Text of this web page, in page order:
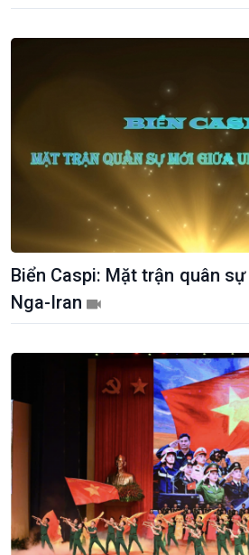
Trước giờ mở cửa
Dòng chảy Kinh tế
Sức sống hàng Việt
Khởi nghiệp
Tuyên chiến với gian lận
Tin
đảo
Mùa
đảo
Nam
Biển Caspi: Mặt trận quân
Nga-Iran